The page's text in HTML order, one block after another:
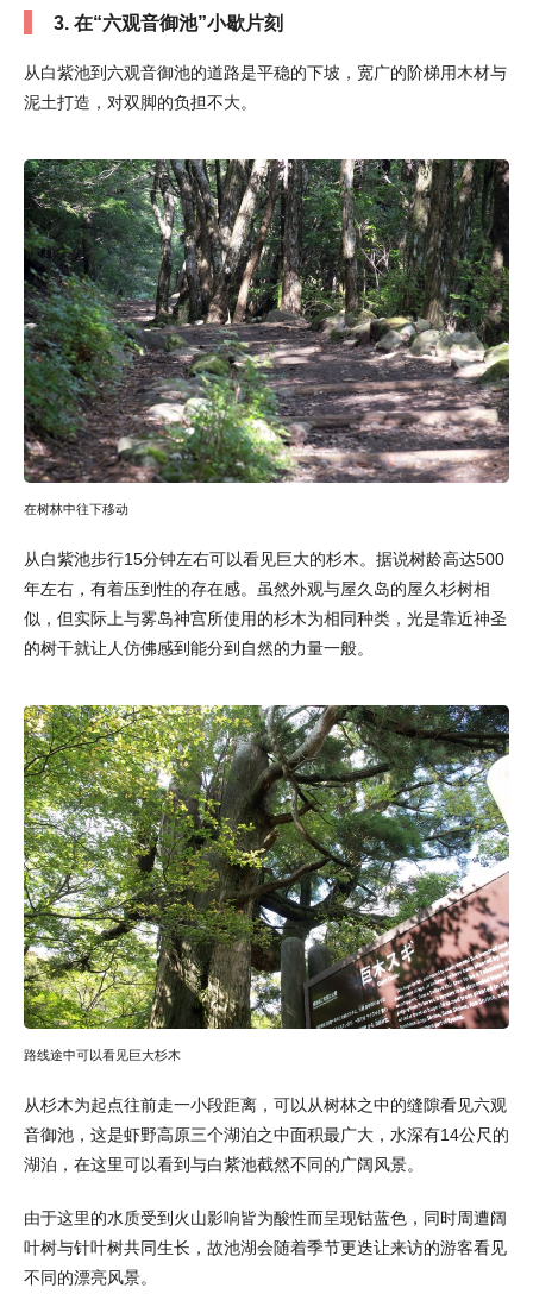
3. 在“六观音御池”小歇片刻
从白紫池到六观音御池的道路是平稳的下坡，宽广的阶梯用木材与
泥土打造，对双脚的负担不大。
在树林中往下移动
从白紫池步行15分钟左右可以看见巨大的杉木。据说树龄高达500
年左右，有着压到性的存在感。虽然外观与屋久岛的屋久杉树相
似，但实际上与雾岛神宫所使用的杉木为相同种类，光是靠近神圣
的树干就让人仿佛感到能分到自然的力量一般。
路线途中可以看见巨大杉木
从杉木为起点往前走一小段距离，可以从树林之中的缝隙看见六观
音御池，这是虾野高原三个湖泊之中面积最广大，水深有14公尺的
湖泊，在这里可以看到与白紫池截然不同的广阔风景。
由于这里的水质受到火山影响皆为酸性而呈现钴蓝色，同时周遭阔
叶树与针叶树共同生长，故池湖会随着季节更迭让来访的游客看见
不同的漂亮风景。